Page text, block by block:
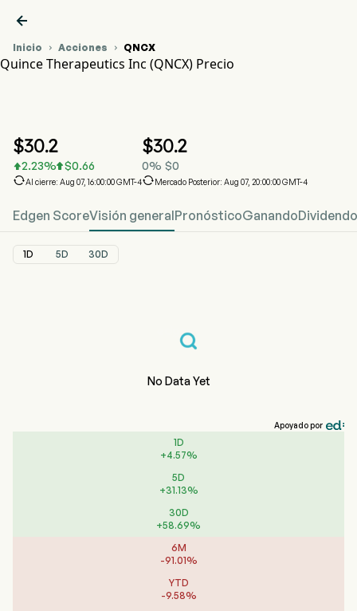

Inicio  Acciones  QNCX
Quince Therapeutics Inc (QNCX) Precio
$30.2
2.23% $0.66
Al cierre: Aug 07, 16:00:00 GMT-4
$30.2
0% $0
Mercado Posterior: Aug 07, 20:00:00 GMT-4
Edgen ScoreVisión generalPronósticoGanando
1D 5D 30D
No Data Yet
Apoyado por
1D
+4.57%
5D
+31.13%
30D
+58.69%
6M
-91.01%
YTD
-9.58%